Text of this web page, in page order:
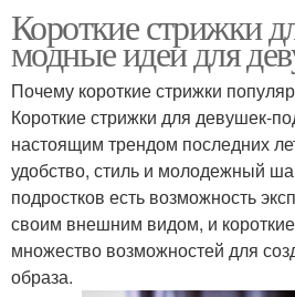
Короткие стрижки
модные идеи для
Почему короткие стрижки
Короткие стрижки для девушек-
настоящим трендом последних
удобство, стиль и молодежный
подростков есть возможность
своим внешним видом, и
множество возможностей для
образа.